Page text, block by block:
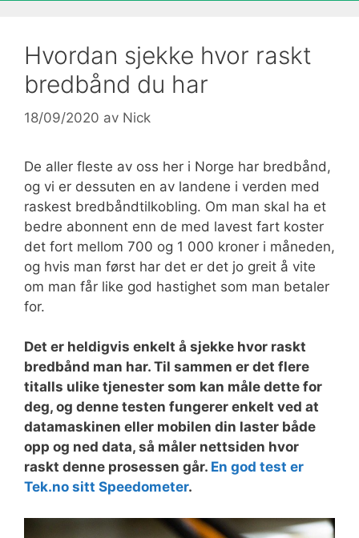
Hvordan sjekke hvor raskt
bredbånd du har
18/09/2020 av Nick
De aller fleste av oss her i Norge har bredbånd,
og vi er dessuten en av landene i verden med
raskest bredbåndtilkobling. Om man skal ha et
bedre abonnent enn de med lavest fart koster
det fort mellom 700 og 1 000 kroner i måneden,
og hvis man først har det er det jo greit å vite
om man får like god hastighet som man betaler
for.
Det er heldigvis enkelt å sjekke hvor raskt
bredbånd man har. Til sammen er det flere
titalls ulike tjenester som kan måle dette for
deg, og denne testen fungerer enkelt ved at
datamaskinen eller mobilen din laster både
opp og ned data, så måler nettsiden hvor
raskt denne prosessen går. En god test er
Tek.no sitt Speedometer.